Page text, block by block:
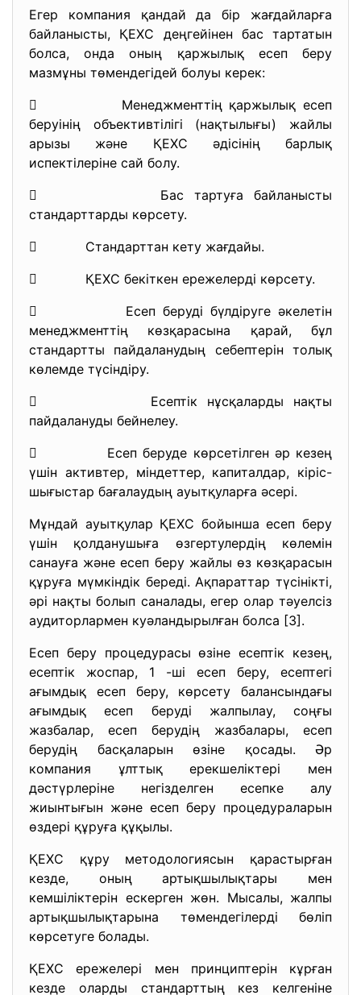
Егер компания қандай да бір жағдайларға
байланысты, ҚЕХС деңгейінен бас тартатын
болса, онда оның қаржылық есеп беру
мазмұны төмендегідей болуы керек:
 Менеджменттің қаржылық есеп
беруінің объективтілігі (нақтылығы) жайлы
арызы және ҚЕХС әдісінің барлық
испектілеріне сай болу.
 Бас тартуға байланысты
стандарттарды көрсету.
 Стандарттан кету жағдайы.
 ҚЕХС бекіткен ережелерді көрсету.
 Есеп беруді бүлдіруге әкелетін
менеджменттің көзқарасына қарай, бұл
стандартты пайдаланудың себептерін толық
көлемде түсіндіру.
 Есептік нұсқаларды нақты
пайдалануды бейнелеу.
 Есеп беруде көрсетілген әр кезең
үшін активтер, міндеттер, капиталдар, кіріс-
шығыстар бағалаудың ауытқуларға әсері.
Мұндай ауытқулар ҚЕХС бойынша есеп беру
үшін қолданушыға өзгертулердің көлемін
санауға және есеп беру жайлы өз көзқарасын
құруға мүмкіндік береді. Ақпараттар түсінікті,
әрі нақты болып саналады, егер олар тәуелсіз
аудиторлармен куәландырылған болса [3].
Есеп беру процедурасы өзіне есептік кезең,
есептік жоспар, 1 -ші есеп беру, есептегі
ағымдық есеп беру, көрсету балансындағы
ағымдық есеп беруді жалпылау, соңғы
жазбалар, есеп берудің жазбалары, есеп
берудің басқаларын өзіне қосады. Әр
компания ұлттық ерекшеліктері мен
дәстүрлеріне негізделген есепке алу
жиынтығын және есеп беру процедураларын
өздері құруға құқылы.
ҚЕХС құру методологиясын қарастырған
кезде, оның артықшылықтары мен
кемшіліктерін ескерген жөн. Мысалы, жалпы
артықшылықтарына төмендегілерді бөліп
көрсетуге болады.
ҚЕХС ережелері мен принциптерін кұрған
кезде оларды стандарттың кез келгеніне